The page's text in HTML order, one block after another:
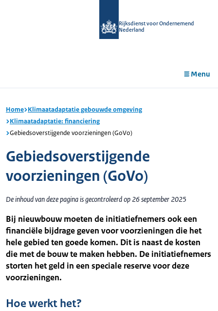
Rijksdienst voor Ondernemend
Nederland
Menu
Home Klimaatadaptatie gebouwde omgeving
Klimaatadaptatie: financiering
Gebiedsoverstijgende voorzieningen (GoVo)
Gebiedsoverstijgende
voorzieningen (GoVo)
De inhoud van deze pagina is gecontroleerd op 26 september 2025
Bij nieuwbouw moeten de initiatiefnemers ook een
financiële bijdrage geven voor voorzieningen die het
hele gebied ten goede komen. Dit is naast de kosten
die met de bouw te maken hebben. De initiatiefnemers
storten het geld in een speciale reserve voor deze
voorzieningen.
Hoe werkt het?